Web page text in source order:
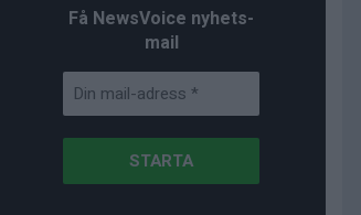
Få NewsVoice nyhets-
mail